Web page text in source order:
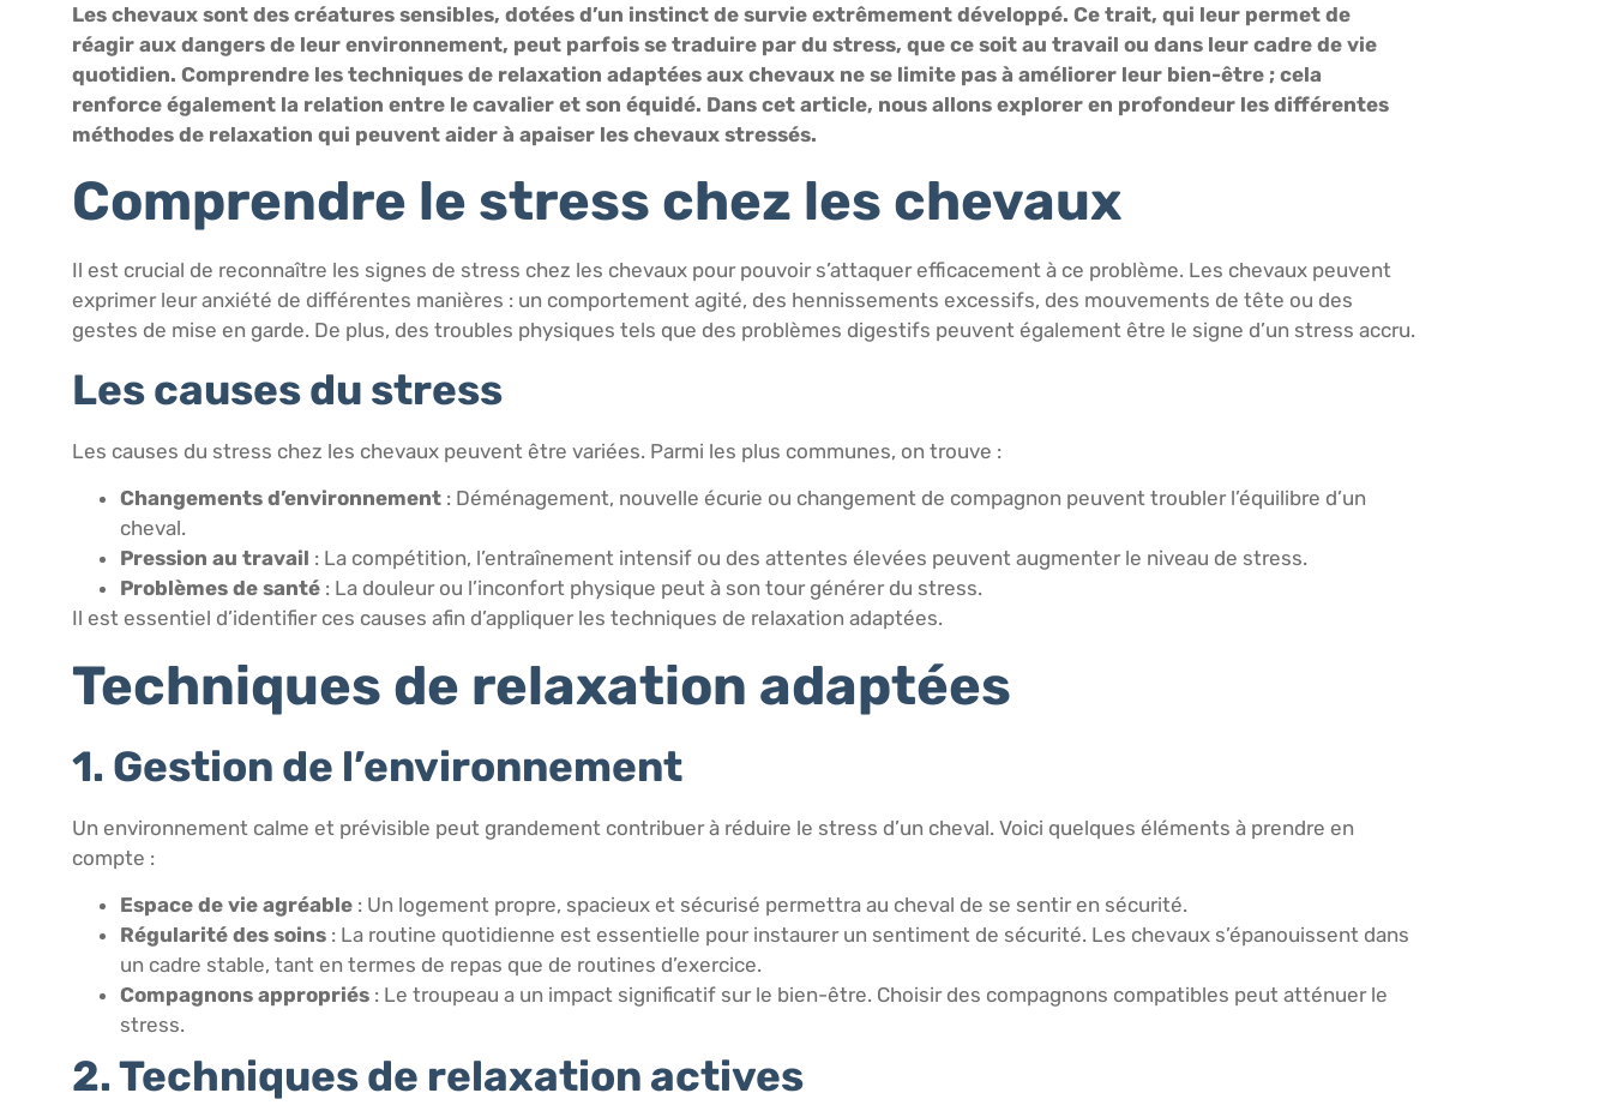
Les chevaux sont des créatures sensibles, dotées d’un instinct de survie extrêmement développé. Ce trait, qui leur permet de
réagir aux dangers de leur environnement, peut parfois se traduire par du stress, que ce soit au travail ou dans leur cadre de vie
quotidien. Comprendre les techniques de relaxation adaptées aux chevaux ne se limite pas à améliorer leur bien-être ; cela
renforce également la relation entre le cavalier et son équidé. Dans cet article, nous allons explorer en profondeur les différentes
méthodes de relaxation qui peuvent aider à apaiser les chevaux stressés.
Comprendre le stress chez les chevaux
Il est crucial de reconnaître les signes de stress chez les chevaux pour pouvoir s’attaquer efficacement à ce problème. Les chevaux peuvent
exprimer leur anxiété de différentes manières : un comportement agité, des hennissements excessifs, des mouvements de tête ou des
gestes de mise en garde. De plus, des troubles physiques tels que des problèmes digestifs peuvent également être le signe d’un stress accru.
Les causes du stress
Les causes du stress chez les chevaux peuvent être variées. Parmi les plus communes, on trouve :
Changements d’environnement : Déménagement, nouvelle écurie ou changement de compagnon peuvent troubler l’équilibre d’un
cheval.
Pression au travail : La compétition, l’entraînement intensif ou des attentes élevées peuvent augmenter le niveau de stress.
Problèmes de santé : La douleur ou l’inconfort physique peut à son tour générer du stress.
Il est essentiel d’identifier ces causes afin d’appliquer les techniques de relaxation adaptées.
Techniques de relaxation adaptées
1. Gestion de l’environnement
Un environnement calme et prévisible peut grandement contribuer à réduire le stress d’un cheval. Voici quelques éléments à prendre en
compte :
Espace de vie agréable : Un logement propre, spacieux et sécurisé permettra au cheval de se sentir en sécurité.
Régularité des soins : La routine quotidienne est essentielle pour instaurer un sentiment de sécurité. Les chevaux s’épanouissent dans
un cadre stable, tant en termes de repas que de routines d’exercice.
Compagnons appropriés : Le troupeau a un impact significatif sur le bien-être. Choisir des compagnons compatibles peut atténuer le
stress.
2. Techniques de relaxation actives